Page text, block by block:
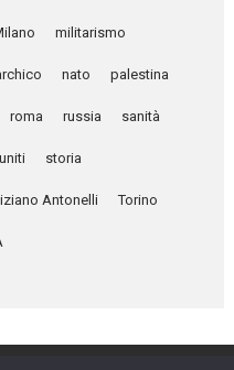
militarismo
nato palestina
roma russia sanità
storia
Antonelli Torino